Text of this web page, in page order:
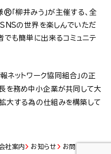
「柳井みう」が主催する、全
の世界を楽しんでいただ
でも簡単に出来るコミュニテ
ネットワーク協同組合」の正
を務め中小企業が共同して大
大する為の仕組みを構築して
社案内 お知らせ お問い合わせ